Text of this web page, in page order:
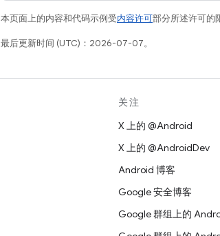
本页面上的内容和代码示例受内容许可部分所述许可的
最后更新时间 (UTC)：2026-07-07。
关注
X 上的 @Android
X 上的 @AndroidDev
Android 博客
Google 安全博客
Google 群组上的